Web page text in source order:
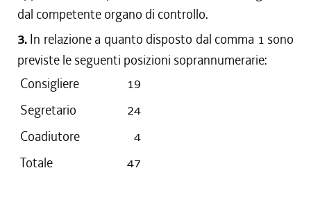
dal competente organo di controllo.
3. In relazione a quanto disposto dal comma 1 sono
previste le seguenti posizioni soprannumerarie:
Consigliere
19
Segretario
24
Coadiutore
4
Totale
47